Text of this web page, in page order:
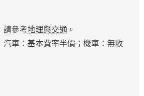
請參考地理與交通 。
汽車： 基本費率半價；機車：無收